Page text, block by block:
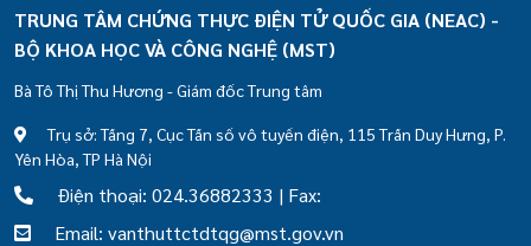
TRUNG TÂM CHỨNG THỰC ĐIỆN TỬ QUỐC GIA (NEAC) -
BỘ KHOA HỌC VÀ CÔNG NGHỆ (MST)
Bà Tô Thị Thu Hương - Giám đốc Trung tâm
Trụ sở: Tầng 7, Cục Tần số vô tuyến điện, 115 Trần Duy Hưng, P.
Yên Hòa, TP Hà Nội
Điện thoại: 024.36882333 | Fax:
Email: vanthuttctdtqg@mst.gov.vn